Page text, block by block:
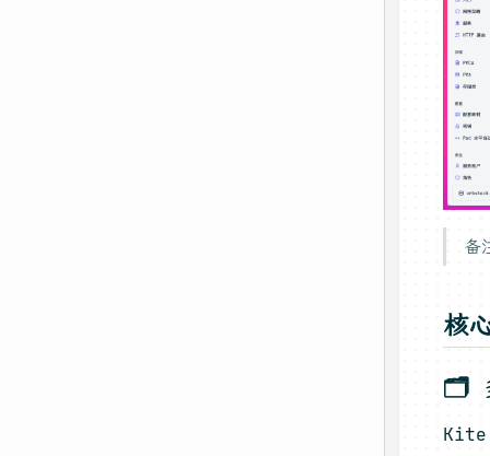
备
核
🗂️
Kite